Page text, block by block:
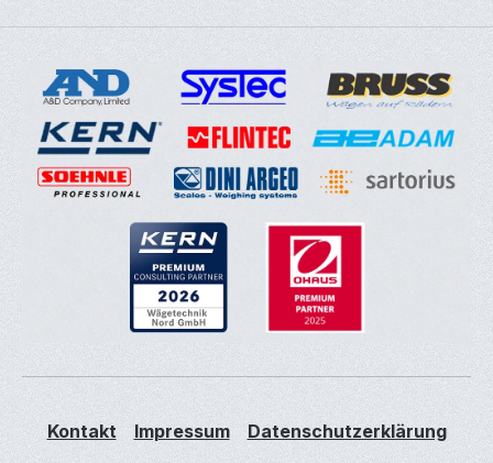
Kontakt Impressum Datenschutzerklärung